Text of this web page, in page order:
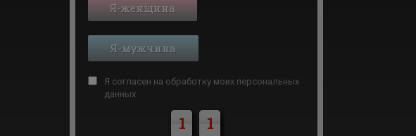
Я-женщина
Я-мужчина
Я согласен на обработку моих персональных
данных
1 1